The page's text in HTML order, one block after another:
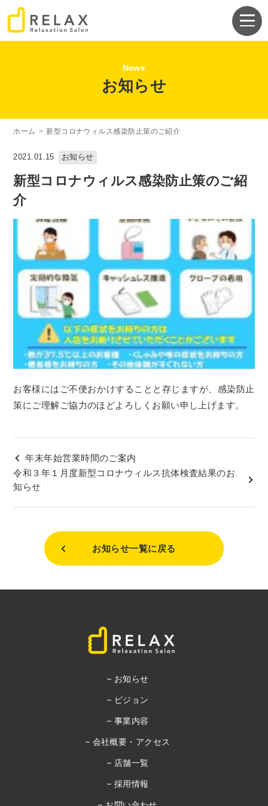
News
お知らせ
ホーム > 新型コロナウィルス感染防止策のご紹介
2021.01.15 お知らせ
新型コロナウィルス感染防止策のご紹
介
お客様にはご不便おかけすることと存じますが、感染防止
策にご理解ご協力のほどよろしくお願い申し上げます。
年末年始営業時間のご案内
令和３年１月度新型コロナウィルス抗体検査結果のお
知らせ
お知らせ一覧に戻る
お知らせ
ビジョン
事業内容
会社概要・アクセス
店舗一覧
採用情報